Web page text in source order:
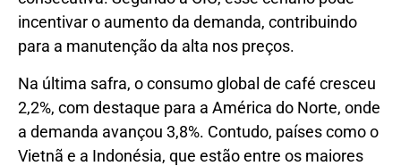
incentivar o aumento da demanda, contribuindo
para a manutenção da alta nos preços.
Na última safra, o consumo global de café cresceu
2,2%, com destaque para a América do Norte, onde
a demanda avançou 3,8%. Contudo, países como o
Vietnã e a Indonésia, que estão entre os maiores